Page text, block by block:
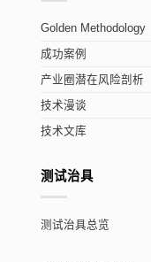
Golden Methodology
成功案例
产业圈潜在风险剖析
技术漫谈
技术文库
测试治具
测试治具总览